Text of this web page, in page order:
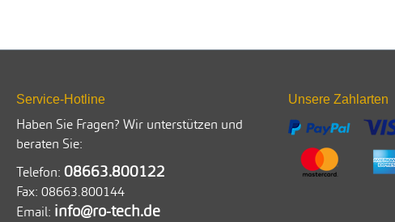
Service-Hotline
Haben Sie Fragen? Wir unterstützen und
beraten Sie:
Telefon: 08663.800122
Fax: 08663.800144
Email: info@ro-tech.de
Unsere Zahlarten